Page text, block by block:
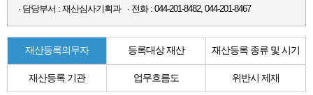
· 담당부서 : 재산심사기획과 · 전화 : 044-201-8482, 044-201-8467
재산등록의무자 등록대상 재산 재산등록 종류 및 시기
재산등록 기관 업무흐름도 위반시 제재